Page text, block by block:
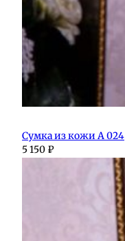
Сумка из кожи А 024
5 150 ₽